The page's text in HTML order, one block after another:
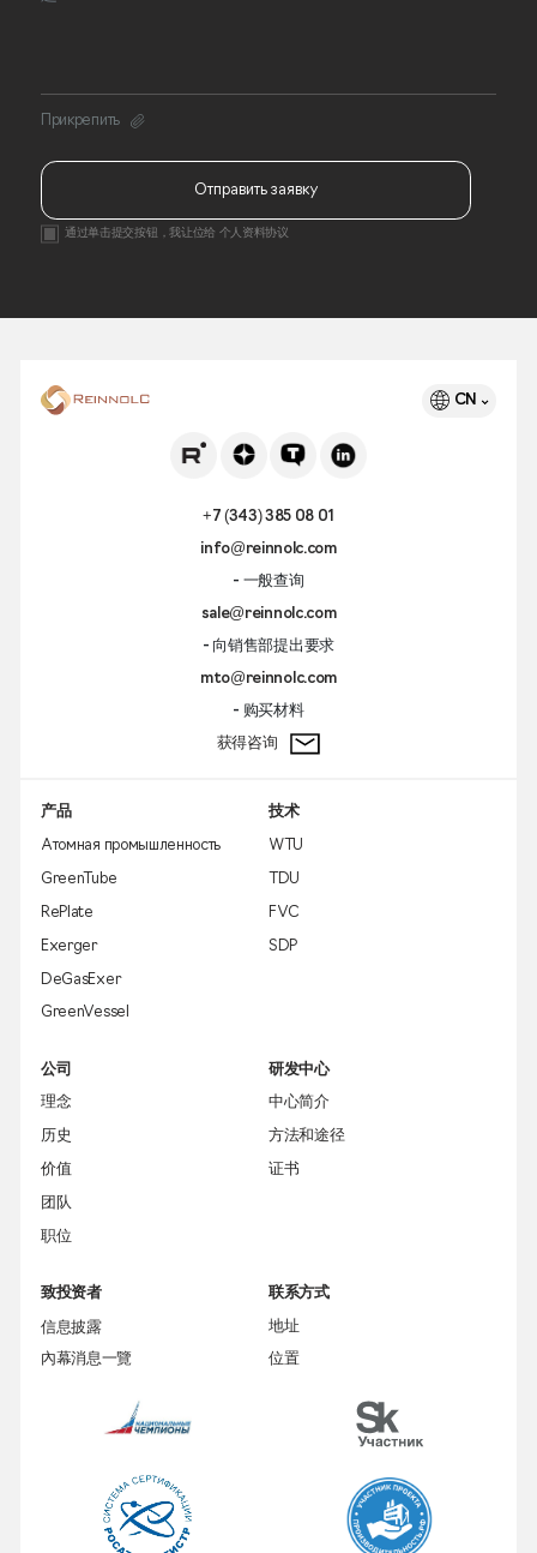
Прикрепить
Отправить заявку
通过单击提交按钮，我让位给 个人资料协议
CN
+7 (343) 385 08 01
info@reinnolc.com
- 一般查询
sale@reinnolc.com
- 向销售部提出要求
mto@reinnolc.com
- 购买材料
获得咨询
产品
Атомная промышленность
GreenTube
RePlate
Exerger
DeGasExer
GreenVessel
技术
WTU
TDU
FVC
SDP
公司
理念
历史
价值
团队
职位
研发中心
中心简介
方法和途径
证书
致投资者
信息披露
內幕消息一覽
联系方式
地址
位置